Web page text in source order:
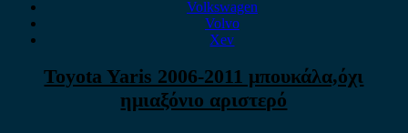
Volkswagen
Volvo
Xev
Toyota Yaris 2006-2011 μπουκάλα,όχι
ημιαξόνιο αριστερό